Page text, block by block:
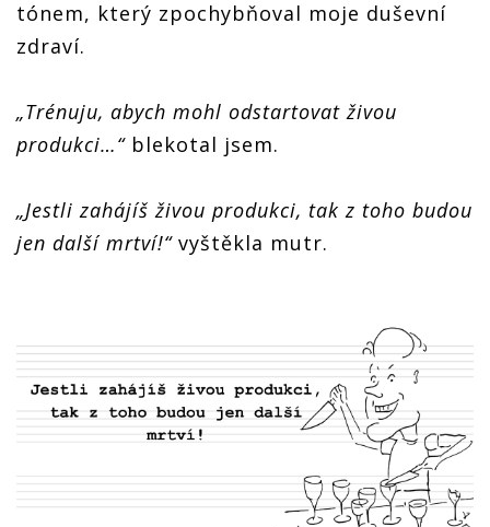
tónem, který zpochybňoval moje duševní
zdraví.
„Trénuju, abych mohl odstartovat živou
produkci…“blekotal jsem.
„Jestli zahájíš živou produkci, tak z toho budou
jen další mrtví!“vyštěkla mutr.